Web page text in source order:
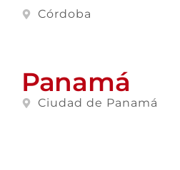
Córdoba
Panamá
Ciudad de Panamá